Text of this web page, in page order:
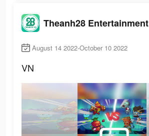
Theanh28 Entertainment
August 14 2022-October 10 2022
VN